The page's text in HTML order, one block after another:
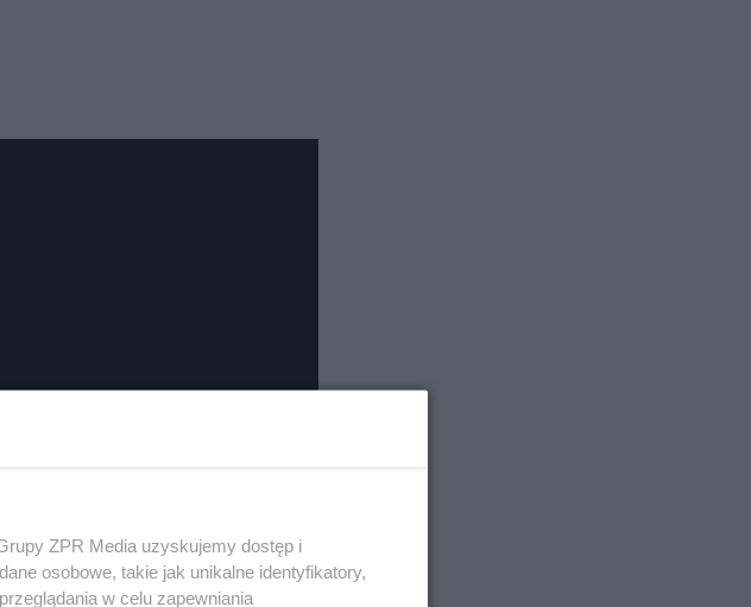
ZPR Media uzyskujemy dostęp i
osobowe, takie jak unikalne identyfikatory,
w celu zapewniania